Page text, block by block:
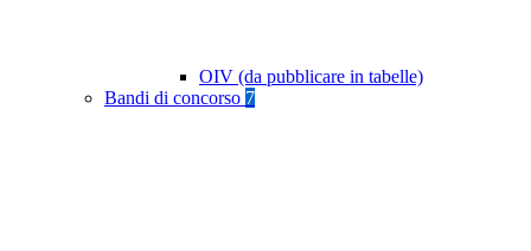
OIV (da pubblicare in tabelle)
Bandi di concorso 7